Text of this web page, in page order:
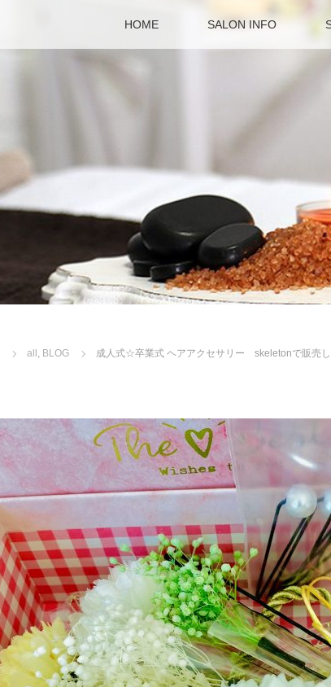
HOME SALON INFO
all , BLOG 成人式☆卒業式 ヘアアクセサリー skeletonで販売し